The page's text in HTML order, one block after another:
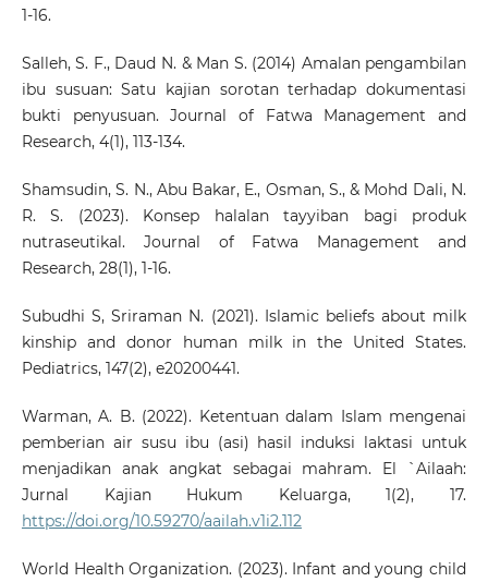
1-16.
Salleh, S. F., Daud N. & Man S. (2014) Amalan pengambilan
ibu susuan: Satu kajian sorotan terhadap dokumentasi
bukti penyusuan. Journal of Fatwa Management and
Research, 4(1), 113-134.
Shamsudin, S. N., Abu Bakar, E., Osman, S., & Mohd Dali, N.
R. S. (2023). Konsep halalan tayyiban bagi produk
nutraseutikal. Journal of Fatwa Management and
Research, 28(1), 1-16.
Subudhi S, Sriraman N. (2021). Islamic beliefs about milk
kinship and donor human milk in the United States.
Pediatrics, 147(2), e20200441.
Warman, A. B. (2022). Ketentuan dalam Islam mengenai
pemberian air susu ibu (asi) hasil induksi laktasi untuk
menjadikan anak angkat sebagai mahram. El `Ailaah:
Jurnal Kajian Hukum Keluarga, 1(2), 17.
https://doi.org/10.59270/aailah.v1i2.112
World Health Organization. (2023). Infant and young child